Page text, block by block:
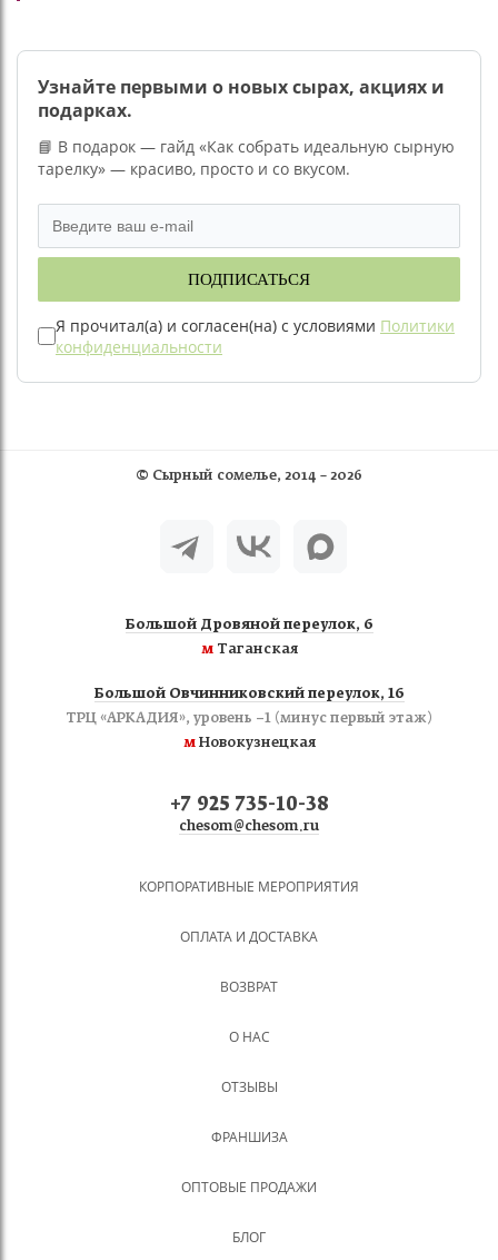
Мы отбираем только лучшие сорта для настоящих
ценителей качественной гастрономии.
области можно в интернет-магазине«Сырный
Сомелье»
Узнайте первыми о новых сырах, акциях и
подарках.
📘 В подарок — гайд «Как собрать идеальную сырную
тарелку» — красиво, просто и со вкусом.
ПОДПИСАТЬСЯ
Я прочитал(а) и согласен(на) с условиями Политики
конфиденциальности
© Сырный сомелье, 2014 – 2026
Большой Дровяной переулок, 6
мТаганская
Большой Овчинниковский переулок, 16
ТРЦ «АРКАДИЯ», уровень −1 (минус первый этаж)
мНовокузнецкая
+7 925 735-10-38
chesom@chesom.ru
КОРПОРАТИВНЫЕ МЕРОПРИЯТИЯ
ОПЛАТА И ДОСТАВКА
ВОЗВРАТ
О НАС
ОТЗЫВЫ
ФРАНШИЗА
ОПТОВЫЕ ПРОДАЖИ
БЛОГ